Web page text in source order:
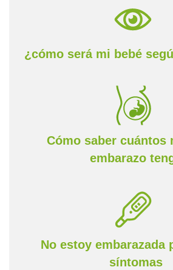
¿cómo será mi bebé
Cómo saber cuántos
embarazo
No estoy embarazada
síntomas